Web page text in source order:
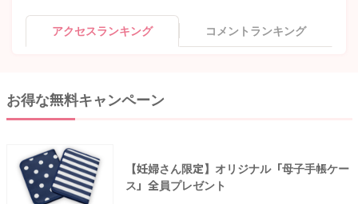
アクセスランキング コメントランキング
お得な無料キャンペーン
【妊婦さん限定】オリジナル「母子手帳ケー
ス」全員プレゼント